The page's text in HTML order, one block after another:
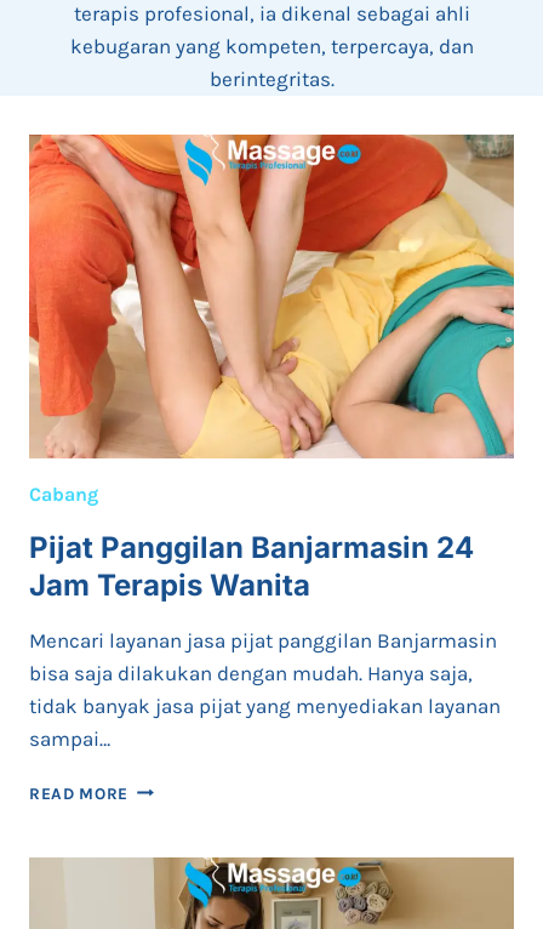
terapis profesional, ia dikenal sebagai ahli
kebugaran yang kompeten, terpercaya, dan
berintegritas.
Cabang
Pijat Panggilan Banjarmasin 24
Jam Terapis Wanita
Mencari layanan jasa pijat panggilan Banjarmasin
bisa saja dilakukan dengan mudah. Hanya saja,
tidak banyak jasa pijat yang menyediakan layanan
sampai…
READ MORE PIJAT
24
TERAPIS